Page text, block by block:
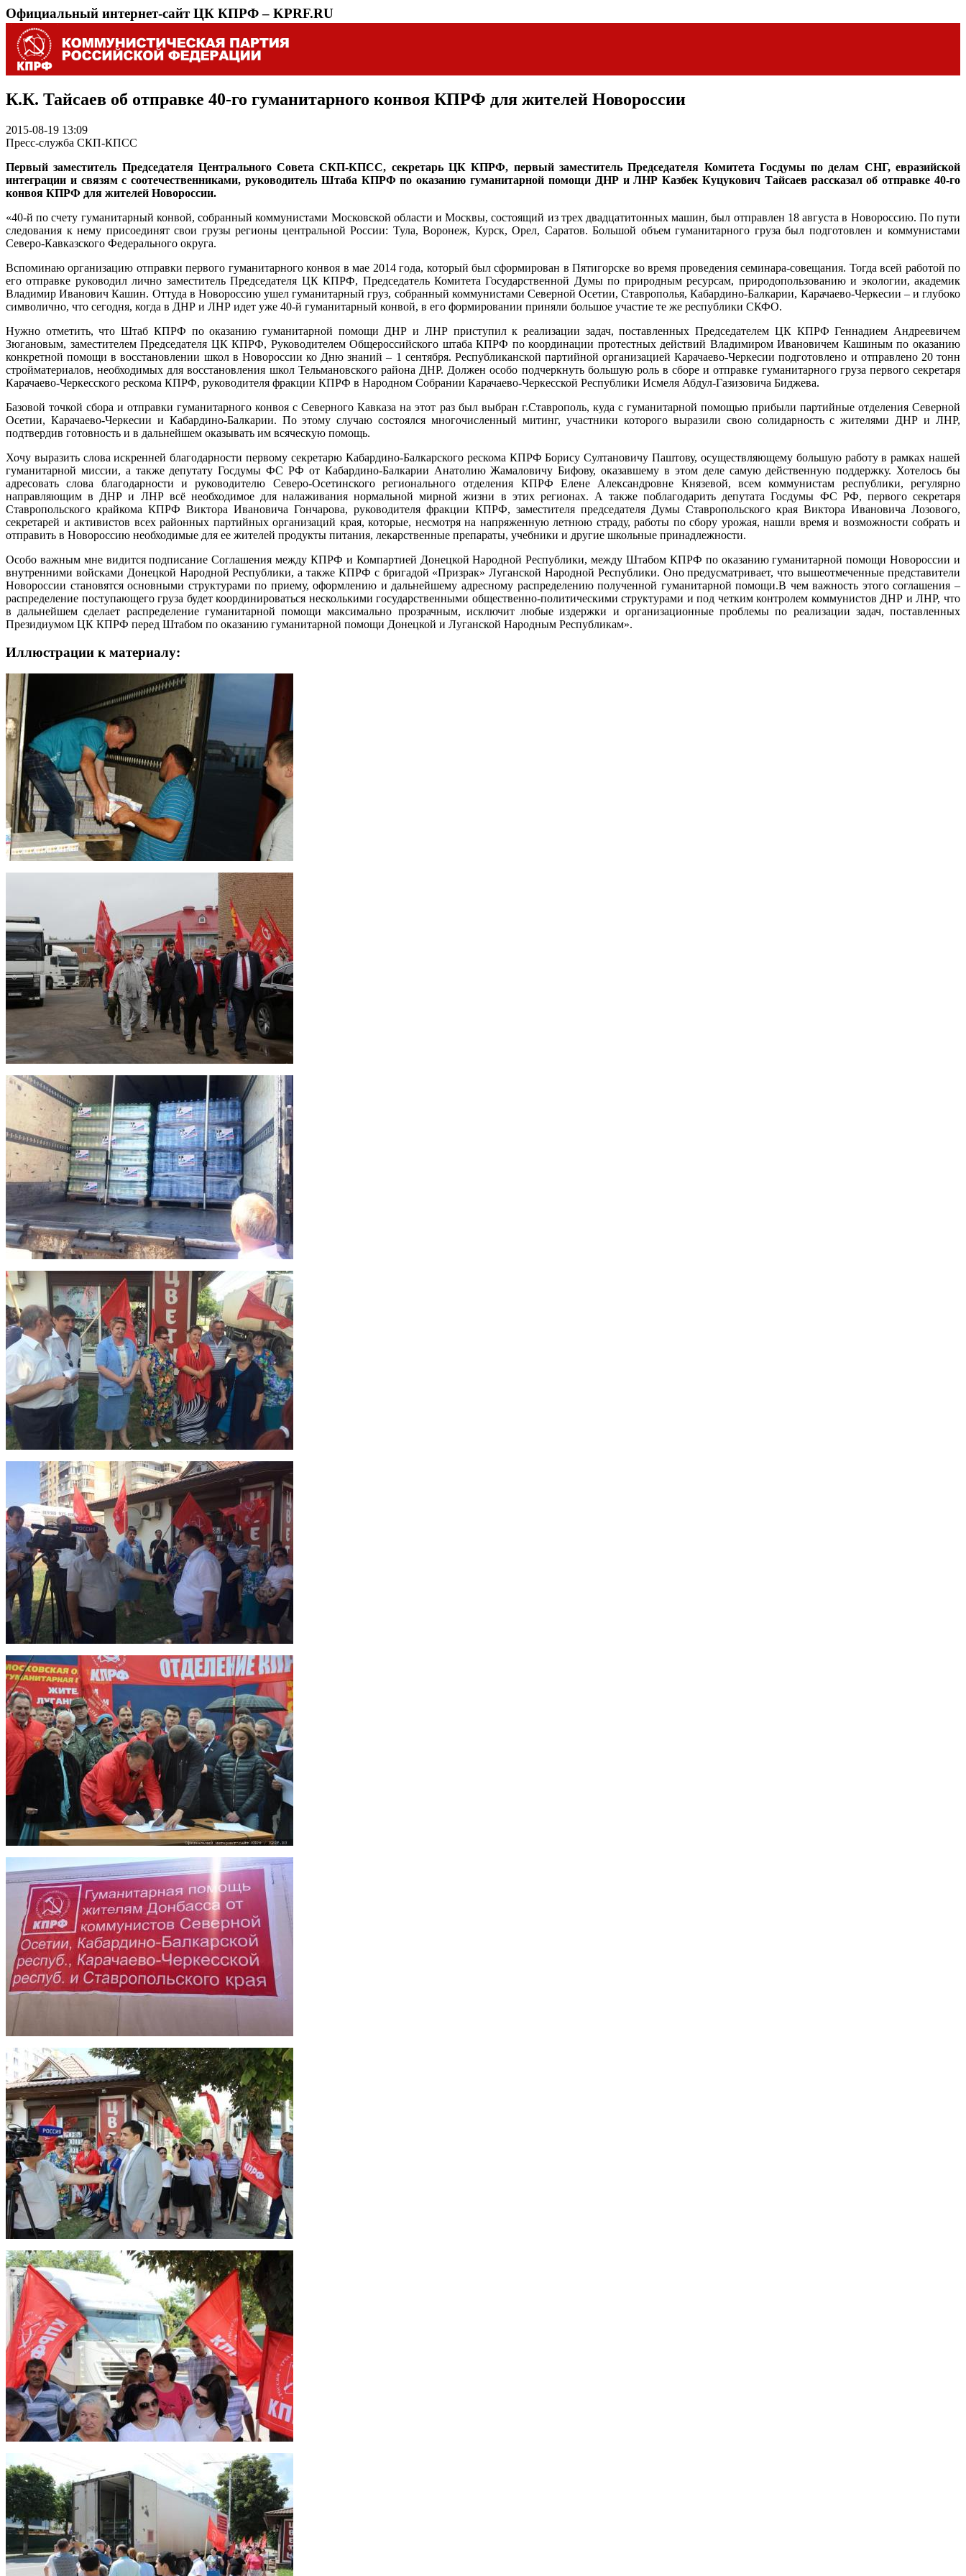
Официальный интернет-сайт ЦК КПРФ – KPRF.RU
К.К. Тайсаев об отправке 40-го гуманитарного конвоя КПРФ для жителей Новороссии
2015-08-19 13:09
Пресс-служба СКП-КПСС
Первый заместитель Председателя Центрального Совета СКП-КПСС, секретарь ЦК КПРФ, первый заместитель Председателя Комитета Госдумы по делам СНГ, евразийской
интеграции и связям с соотечественниками, руководитель Штаба КПРФ по оказанию гуманитарной помощи ДНР и ЛНР Казбек Куцукович Тайсаев рассказал об отправке 40-го
конвоя КПРФ для жителей Новороссии.
«40-й по счету гуманитарный конвой, собранный коммунистами Московской области и Москвы, состоящий из трех двадцатитонных машин, был отправлен 18 августа в Новороссию. По пути
следования к нему присоединят свои грузы регионы центральной России: Тула, Воронеж, Курск, Орел, Саратов. Большой объем гуманитарного груза был подготовлен и коммунистами
Северо-Кавказского Федерального округа.
Вспоминаю организацию отправки первого гуманитарного конвоя в мае 2014 года, который был сформирован в Пятигорске во время проведения семинара-совещания. Тогда всей работой по
его отправке руководил лично заместитель Председателя ЦК КПРФ, Председатель Комитета Государственной Думы по природным ресурсам, природопользованию и экологии, академик
Владимир Иванович Кашин. Оттуда в Новороссию ушел гуманитарный груз, собранный коммунистами Северной Осетии, Ставрополья, Кабардино-Балкарии, Карачаево-Черкесии – и глубоко
символично, что сегодня, когда в ДНР и ЛНР идет уже 40-й гуманитарный конвой, в его формировании приняли большое участие те же республики СКФО.
Нужно отметить, что Штаб КПРФ по оказанию гуманитарной помощи ДНР и ЛНР приступил к реализации задач, поставленных Председателем ЦК КПРФ Геннадием Андреевичем
Зюгановым, заместителем Председателя ЦК КПРФ, Руководителем Общероссийского штаба КПРФ по координации протестных действий Владимиром Ивановичем Кашиным по оказанию
конкретной помощи в восстановлении школ в Новороссии ко Дню знаний – 1 сентября. Республиканской партийной организацией Карачаево-Черкесии подготовлено и отправлено 20 тонн
стройматериалов, необходимых для восстановления школ Тельмановского района ДНР. Должен особо подчеркнуть большую роль в сборе и отправке гуманитарного груза первого секретаря
Карачаево-Черкесского рескома КПРФ, руководителя фракции КПРФ в Народном Собрании Карачаево-Черкесской Республики Исмеля Абдул-Газизовича Биджева.
Базовой точкой сбора и отправки гуманитарного конвоя с Северного Кавказа на этот раз был выбран г.Ставрополь, куда с гуманитарной помощью прибыли партийные отделения Северной
Осетии, Карачаево-Черкесии и Кабардино-Балкарии. По этому случаю состоялся многочисленный митинг, участники которого выразили свою солидарность с жителями ДНР и ЛНР,
подтвердив готовность и в дальнейшем оказывать им всяческую помощь.
Хочу выразить слова искренней благодарности первому секретарю Кабардино-Балкарского рескома КПРФ Борису Султановичу Паштову, осуществляющему большую работу в рамках нашей
гуманитарной миссии, а также депутату Госдумы ФС РФ от Кабардино-Балкарии Анатолию Жамаловичу Бифову, оказавшему в этом деле самую действенную поддержку. Хотелось бы
адресовать слова благодарности и руководителю Северо-Осетинского регионального отделения КПРФ Елене Александровне Князевой, всем коммунистам республики, регулярно
направляющим в ДНР и ЛНР всё необходимое для налаживания нормальной мирной жизни в этих регионах. А также поблагодарить депутата Госдумы ФС РФ, первого секретаря
Ставропольского крайкома КПРФ Виктора Ивановича Гончарова, руководителя фракции КПРФ, заместителя председателя Думы Ставропольского края Виктора Ивановича Лозового,
секретарей и активистов всех районных партийных организаций края, которые, несмотря на напряженную летнюю страду, работы по сбору урожая, нашли время и возможности собрать и
отправить в Новороссию необходимые для ее жителей продукты питания, лекарственные препараты, учебники и другие школьные принадлежности.
Особо важным мне видится подписание Соглашения между КПРФ и Компартией Донецкой Народной Республики, между Штабом КПРФ по оказанию гуманитарной помощи Новороссии и
внутренними войсками Донецкой Народной Республики, а также КПРФ с бригадой «Призрак» Луганской Народной Республики. Оно предусматривает, что вышеотмеченные представители
Новороссии становятся основными структурами по приему, оформлению и дальнейшему адресному распределению полученной гуманитарной помощи.В чем важность этого соглашения –
распределение поступающего груза будет координироваться несколькими государственными общественно-политическими структурами и под четким контролем коммунистов ДНР и ЛНР, что
в дальнейшем сделает распределение гуманитарной помощи максимально прозрачным, исключит любые издержки и организационные проблемы по реализации задач, поставленных
Президиумом ЦК КПРФ перед Штабом по оказанию гуманитарной помощи Донецкой и Луганской Народным Республикам».
Иллюстрации к материалу: